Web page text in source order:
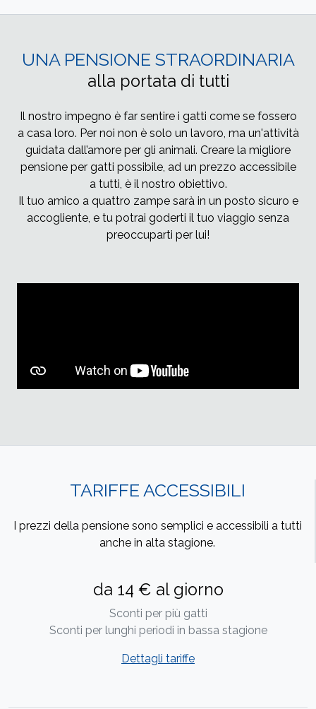
UNA PENSIONE STRAORDINARIA
alla portata di tutti
Il nostro impegno è far sentire i gatti come se fossero
a casa loro. Per noi non è solo un lavoro, ma un'attività
guidata dall’amore per gli animali. Creare la migliore
pensione per gatti possibile, ad un prezzo accessibile
a tutti, è il nostro obiettivo.
Il tuo amico a quattro zampe sarà in un posto sicuro e
accogliente, e tu potrai goderti il tuo viaggio senza
preoccuparti per lui!
TARIFFE ACCESSIBILI
I prezzi della pensione sono semplici e accessibili a tutti
anche in alta stagione.
da 14 € al giorno
Sconti per più gatti
Sconti per lunghi periodi in bassa stagione
Dettagli tariffe